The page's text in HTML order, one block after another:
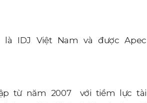
IDJ Việt Nam và được Apec
từ năm 2007 với tiềm lực tài